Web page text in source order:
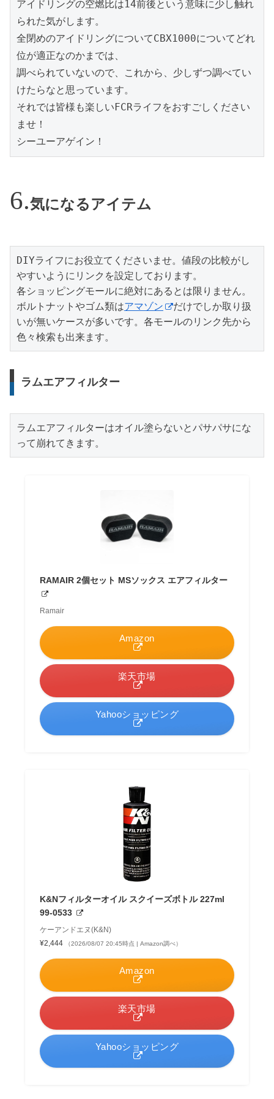
アイドリングの空燃比は14前後という意味に少し触れ
られた気がします。
全閉めのアイドリングについてCBX1000についてどれ
位が適正なのかまでは、
調べられていないので、これから、少しずつ調べてい
けたらなと思っています。
それでは皆様も楽しいFCRライフをおすごしください
ませ！
シーユーアゲイン！
気になるアイテム
DIYライフにお役立てくださいませ。値段の比較がし
やすいようにリンクを設定しております。
各ショッピングモールに絶対にあるとは限りません。
ボルトナットやゴム類はアマゾン
だけでしか取り扱
いが無いケースが多いです。各モールのリンク先から
色々検索も出来ます。
ラムエアフィルター
ラムエアフィルターはオイル塗らないとパサパサにな
って崩れてきます。
RAMAIR 2個セット MSソックス エアフィルター
Ramair
Amazon
楽天市場
Yahooショッピング
K&Nフィルターオイル スクイーズボトル 227ml
99-0533
ケーアンドエヌ(K&N)
¥2,444
（2026/08/07 20:45時点 | Amazon調べ）
Amazon
楽天市場
Yahooショッピング